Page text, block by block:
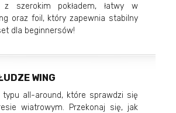
z szerokim pokładem, łatwy w
oraz foil, który zapewnia stabilny
dla beginnersów!
WING
typu all-around, które sprawdzi się
wiatrowym. Przekonaj się, jak